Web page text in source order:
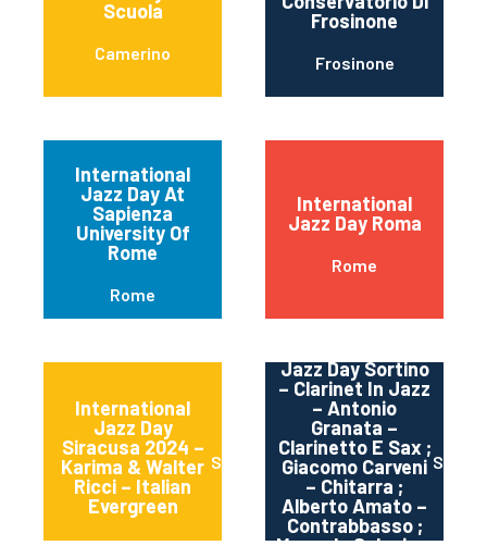
Scuola
Camerino
Frosinone
Frosinone
International
Jazz Day At
Sapienza
University Of
Rome
Rome
International
Jazz Day Roma
Rome
International
Jazz Day
Siracusa 2024 –
Karima & Walter
Ricci – Italian
Evergreen
Siracusa
Jazz Day Sortino
– Clarinet In Jazz
– Antonio
Granata –
Clarinetto E Sax ;
Giacomo Carveni
– Chitarra ;
Alberto Amato –
Contrabbasso ;
Manuele Salonia –